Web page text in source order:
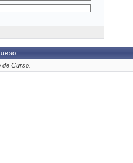
Curso.